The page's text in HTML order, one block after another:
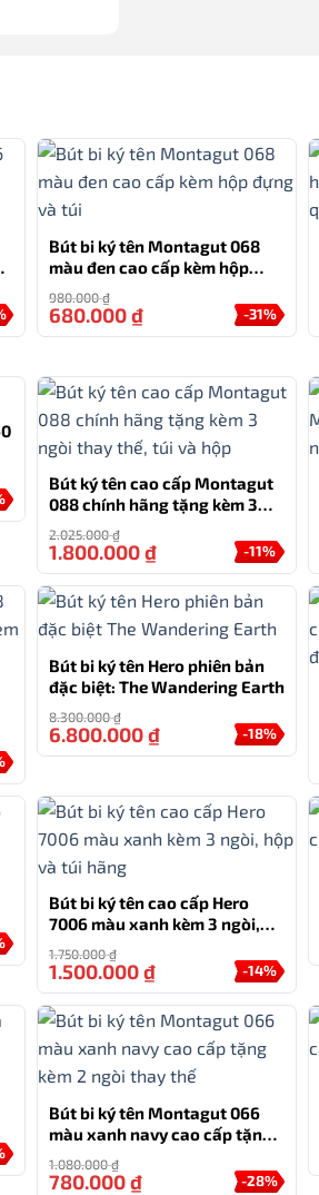
acrylic
dùng
đảm bảo
và tiện
phong cách
tặng lý
toán
sản phẩm
tiện ích từ
Bút bi ký tên Montagut 068
màu đen cao cấp kèm hộp
980.000₫
-31%
680.000₫
Bút ký tên cao cấp Montagut
088 chính hãng tặng kèm 3
ngòi thay thế, túi và hộp
2.025.000₫
-11%
1.800.000₫
Bút bi ký tên Hero phiên bản
đặc biệt: The Wandering Earth
8.300.000₫
-18%
6.800.000₫
Bút bi ký tên cao cấp Hero
7006 màu xanh kèm 3 ngòi,
hộp và túi hãng
1.750.000₫
-14%
1.500.000₫
Bút bi ký tên Montagut 066
màu xanh navy cao cấp tặng
1.080.000₫
-28%
780.000₫